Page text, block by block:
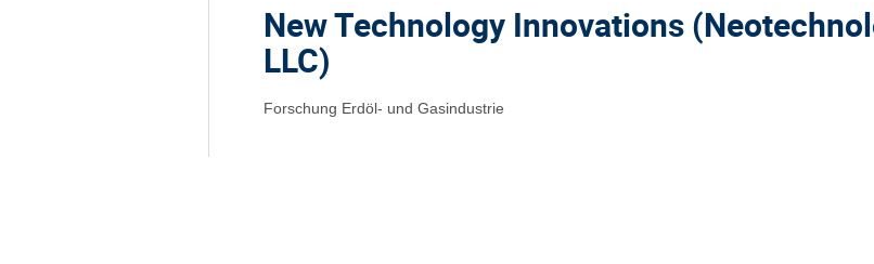
New Technology Innovations
LLC)
Forschung Erdöl- und Gasindustrie